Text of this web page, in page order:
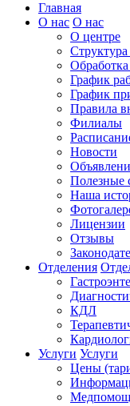
Главная
О нас О нас
О центре
Структура
График
График
Правила
Филиалы
Новости
Полезные
Наша
Лицензии
Отзывы
Отделения
КДЛ
Услуги Услуги
Цены